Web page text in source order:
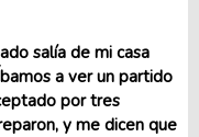
salía de mi casa
a ver un partido
por tres
y me dicen que